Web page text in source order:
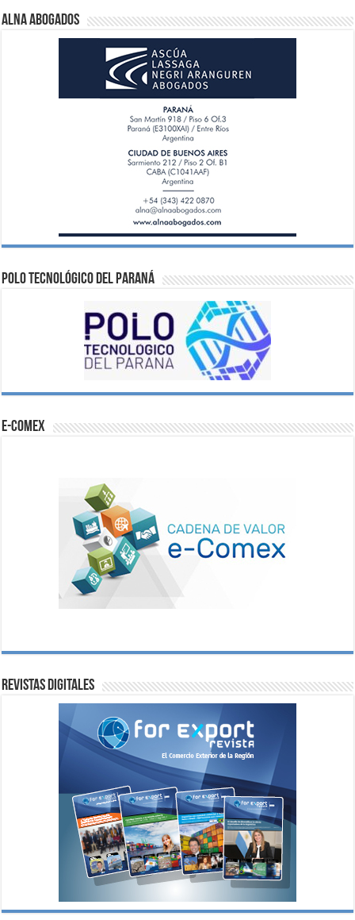
ALNA Abogados
Polo Tecnológico del Paraná
e-comex
Revistas digitales